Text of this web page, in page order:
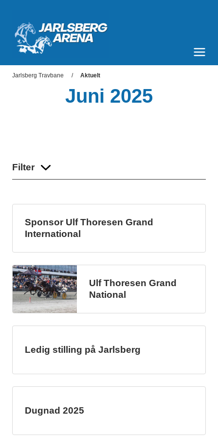
Jarlsberg Travbane Aktuelt
Juni 2025
Filter
Sponsor Ulf Thoresen Grand
International
Ulf Thoresen Grand
National
Ledig stilling på Jarlsberg
Dugnad 2025